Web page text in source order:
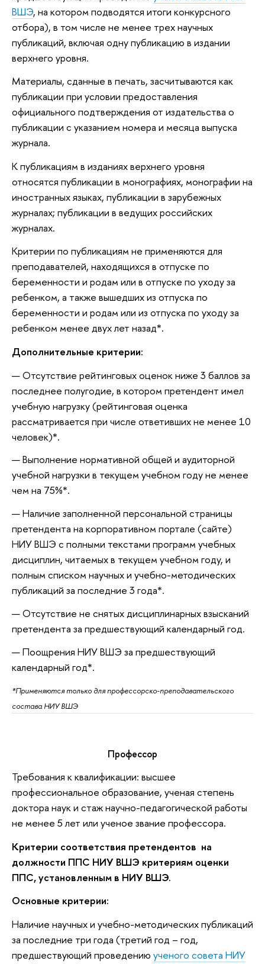
ВШЭ, на котором подводятся итоги конкурсного
отбора), в том числе не менее трех научных
публикаций, включая одну публикацию в издании
верхнего уровня.
Материалы, сданные в печать, засчитываются как
публикации при условии предоставления
официального подтверждения от издательства о
публикации с указанием номера и месяца выпуска
журнала.
К публикациям в изданиях верхнего уровня
относятся публикации в монографиях, монографии на
иностранных языках, публикации в зарубежных
журналах; публикации в ведущих российских
журналах.
Критерии по публикациям не применяются для
преподавателей, находящихся в отпуске по
беременности и родам или в отпуске по уходу за
ребенком, а также вышедших из отпуска по
беременности и родам или из отпуска по уходу за
ребенком менее двух лет назад*.
Дополнительные критерии:
Отсутствие рейтинговых оценок ниже 3 баллов за
последнее полугодие, в котором претендент имел
учебную нагрузку (рейтинговая оценка
рассматривается при числе ответивших не менее 10
человек)*.
Выполнение нормативной общей и аудиторной
учебной нагрузки в текущем учебном году не менее
чем на 75%*.
Наличие заполненной персональной страницы
претендента на корпоративном портале (сайте)
НИУ ВШЭ с полными текстами программ учебных
дисциплин, читаемых в текущем учебном году, и
полным списком научных и учебно-методических
публикаций за последние 3 года*.
Отсутствие не снятых дисциплинарных взысканий
претендента за предшествующий календарный год.
Поощрения НИУ ВШЭ за предшествующий
календарный год*.
*Применяются только для профессорско-преподавательского
состава НИУ ВШЭ
Профессор
Требования к квалификации: высшее
профессиональное образование, ученая степень
доктора наук и стаж научно-педагогической работы
не менее 5 лет или ученое звание профессора.
Критерии соответствия претендентов на
должности ППС НИУ ВШЭ критериям оценки
ППС, установленным в НИУ ВШЭ.
Основные критерии:
Наличие научных и учебно-методических публикаций
за последние три года (третий год – год,
предшествующий проведению ученого совета НИУ